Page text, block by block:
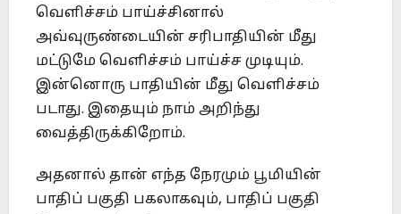
வெளிச்சம் பாய்ச்சினால்
அவ்வுருண்டையின் சரிபாதியின் மீது
மட்டுமே வெளிச்சம் பாய்ச்ச முடியும்.
இன்னொரு பாதியின் மீது வெளிச்சம்
படாது. இதையும் நாம் அறிந்து
வைத்திருக்கிறோம்.
அதனால் தான் எந்த நேரமும் பூமியின்
பாதிப் பகுதி பகலாகவும், பாதிப் பகுதி